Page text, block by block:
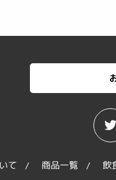
て 商品一覧 飲